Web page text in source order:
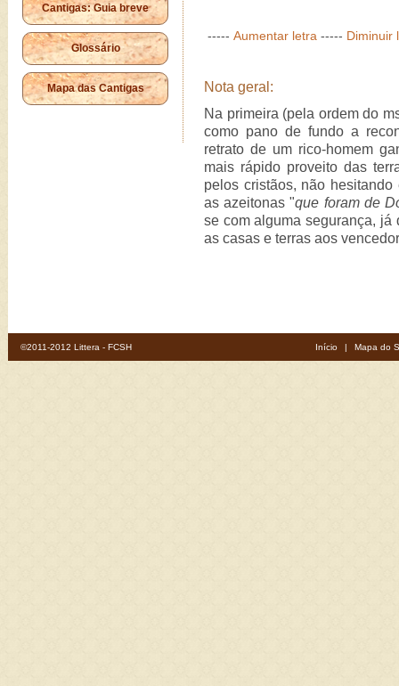
Cantigas: Guia breve
Glossário
Mapa das Cantigas
----- Aumentar letra ----- Diminuir
Nota geral:
Na primeira (pela ordem do
como pano de fundo a
retrato de um rico-homem
mais rápido proveito das
pelos cristãos, não
as azeitonas "que foram de
se com alguma segurança, já
as casas e terras aos
©2011-2012 Littera - FCSH Início | Mapa do